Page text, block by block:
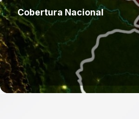
Cobertura Nacional